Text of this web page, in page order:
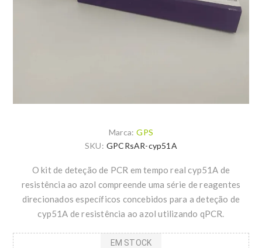
Marca: GPS
SKU: GPCRsAR-cyp51A
O kit de deteção de PCR em tempo real cyp51A de
resistência ao azol compreende uma série de reagentes
direcionados específicos concebidos para a deteção de
cyp51A de resistência ao azol utilizando qPCR.
EM STOCK